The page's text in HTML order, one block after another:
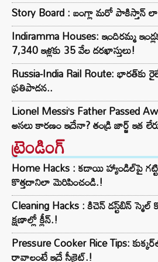
Story Board : బంగ్లా మరో పాకిస్తాన్
Indiramma Houses: ఇందిరమ్మ
7,340 ఇళ్లకు 35 వేల దరఖాస్తులు!
Russia-India Rail Route: భారత్‌కు
ప్రతిపాదన..
Lionel Messi’s Father Passed
అసలు కారణం ఇదేనా? తండ్రి జార్జ్ ఇక
ట్రెండింగ్‌
Home Hacks : కడాయి హ్యాండిల్‌పై
కొత్తదానిలా మెరిపించండి.!
Cleaning Hacks : కిచెన్ డస్ట్‌బిన్
క్షణాల్లో క్లీన్.!
Pressure Cooker Rice Tips:
రావాలంటే ఇదే సీక్రెట్.!